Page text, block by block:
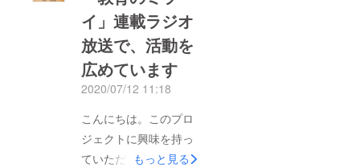
イ」連載ラジオ
放送で、活動を
広めています
2020/07/12 11:18
こんにちは。このプロ
ジェクトに興味を持っ
ていただいて、ありが
もっと見る